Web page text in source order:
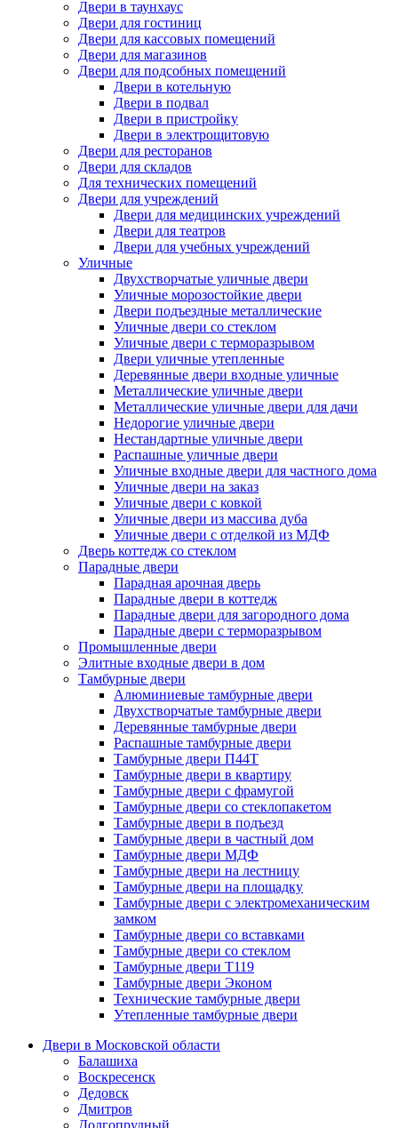
Двери в таунхаус
Двери для гостиниц
Двери для кассовых помещений
Двери для магазинов
Двери для подсобных помещений
Двери в котельную
Двери в подвал
Двери в пристройку
Двери в электрощитовую
Двери для ресторанов
Двери для складов
Для технических помещений
Двери для учреждений
Двери для медицинских учреждений
Двери для театров
Двери для учебных учреждений
Уличные
Двухстворчатые уличные двери
Уличные морозостойкие двери
Двери подъездные металлические
Уличные двери со стеклом
Уличные двери с терморазрывом
Двери уличные утепленные
Деревянные двери входные уличные
Металлические уличные двери
Металлические уличные двери для дачи
Недорогие уличные двери
Нестандартные уличные двери
Распашные уличные двери
Уличные входные двери для частного дома
Уличные двери на заказ
Уличные двери с ковкой
Уличные двери из массива дуба
Уличные двери с отделкой из МДФ
Дверь коттедж со стеклом
Парадные двери
Парадная арочная дверь
Парадные двери в коттедж
Парадные двери для загородного дома
Парадные двери с терморазрывом
Промышленные двери
Элитные входные двери в дом
Тамбурные двери
Алюминиевые тамбурные двери
Двухстворчатые тамбурные двери
Деревянные тамбурные двери
Распашные тамбурные двери
Тамбурные двери П44Т
Тамбурные двери в квартиру
Тамбурные двери с фрамугой
Тамбурные двери со стеклопакетом
Тамбурные двери в подъезд
Тамбурные двери в частный дом
Тамбурные двери МДФ
Тамбурные двери на лестницу
Тамбурные двери на площадку
Тамбурные двери с электромеханическим
замком
Тамбурные двери со вставками
Тамбурные двери со стеклом
Тамбурные двери Т119
Тамбурные двери Эконом
Технические тамбурные двери
Утепленные тамбурные двери
Двери в Московской области
Балашиха
Воскресенск
Дедовск
Дмитров
Долгопрудный